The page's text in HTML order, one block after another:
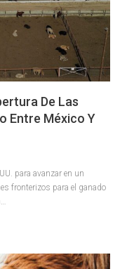
De Las
Entre México Y
para avanzar en un
fronterizos para el ganado